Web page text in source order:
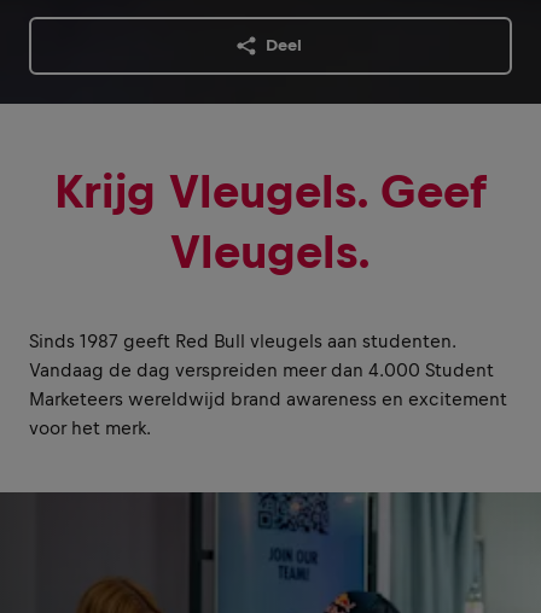
Deel
Krijg Vleugels. Geef
Vleugels.
Sinds 1987 geeft Red Bull vleugels aan studenten.
Vandaag de dag verspreiden meer dan 4.000 Student
Marketeers wereldwijd brand awareness en excitement
voor het merk.